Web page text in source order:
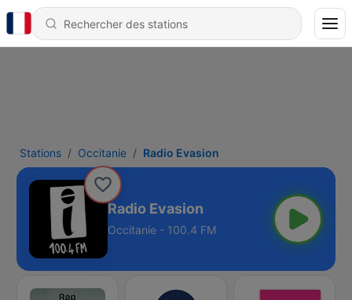
Stations Occitanie Radio Evasion
Radio Evasion
Occitanie - 100.4 FM